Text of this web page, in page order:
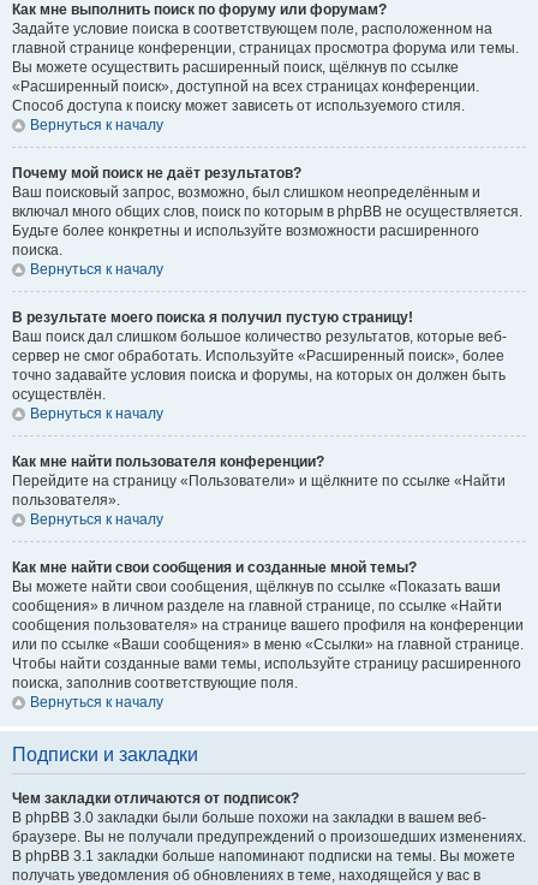
Как мне выполнить поиск по форуму или форумам?
Задайте условие поиска в соответствующем поле, расположенном на
главной странице конференции, страницах просмотра форума или темы.
Вы можете осуществить расширенный поиск, щёлкнув по ссылке
«Расширенный поиск», доступной на всех страницах конференции.
Способ доступа к поиску может зависеть от используемого стиля.
Вернуться к началу
Почему мой поиск не даёт результатов?
Ваш поисковый запрос, возможно, был слишком неопределённым и
включал много общих слов, поиск по которым в phpBB не осуществляется.
Будьте более конкретны и используйте возможности расширенного
поиска.
Вернуться к началу
В результате моего поиска я получил пустую страницу!
Ваш поиск дал слишком большое количество результатов, которые веб-
сервер не смог обработать. Используйте «Расширенный поиск», более
точно задавайте условия поиска и форумы, на которых он должен быть
осуществлён.
Вернуться к началу
Как мне найти пользователя конференции?
Перейдите на страницу «Пользователи» и щёлкните по ссылке «Найти
пользователя».
Вернуться к началу
Как мне найти свои сообщения и созданные мной темы?
Вы можете найти свои сообщения, щёлкнув по ссылке «Показать ваши
сообщения» в личном разделе на главной странице, по ссылке «Найти
сообщения пользователя» на странице вашего профиля на конференции
или по ссылке «Ваши сообщения» в меню «Ссылки» на главной странице.
Чтобы найти созданные вами темы, используйте страницу расширенного
поиска, заполнив соответствующие поля.
Вернуться к началу
Подписки и закладки
Чем закладки отличаются от подписок?
В phpBB 3.0 закладки были больше похожи на закладки в вашем веб-
браузере. Вы не получали предупреждений о произошедших изменениях.
В phpBB 3.1 закладки больше напоминают подписки на темы. Вы можете
получать уведомления об обновлениях в теме, находящейся у вас в